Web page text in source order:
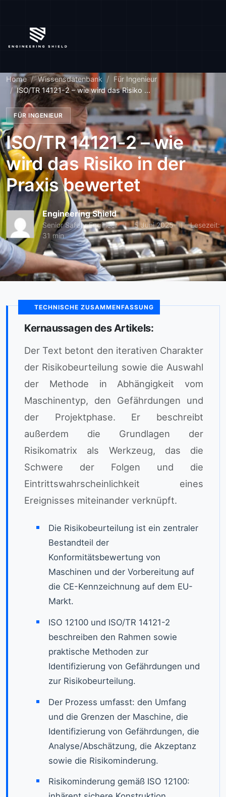
Home Wissensdatenbank
Für Ingenieur
ISO/TR 14121-2 – wie wird das Risiko ...
FÜR INGENIEUR
ISO/TR 14121-2 – wie
wird das Risiko in der
Praxis bewertet
Engineering Shield
Senior Safety Engineer 5 Juni 2025
Lesezeit:
31 min
TECHNISCHE ZUSAMMENFASSUNG
Kernaussagen des Artikels:
Der Text betont den iterativen Charakter
der Risikobeurteilung sowie die Auswahl
der Methode in Abhängigkeit vom
Maschinentyp, den Gefährdungen und
der Projektphase. Er beschreibt
außerdem die Grundlagen der
Risikomatrix als Werkzeug, das die
Schwere der Folgen und die
Eintrittswahrscheinlichkeit eines
Ereignisses miteinander verknüpft.
Die Risikobeurteilung ist ein zentraler
Bestandteil der
Konformitätsbewertung von
Maschinen und der Vorbereitung auf
die CE-Kennzeichnung auf dem EU-
Markt.
ISO 12100 und ISO/TR 14121-2
beschreiben den Rahmen sowie
praktische Methoden zur
Identifizierung von Gefährdungen und
zur Risikobeurteilung.
Der Prozess umfasst: den Umfang
und die Grenzen der Maschine, die
Identifizierung von Gefährdungen, die
Analyse/Abschätzung, die Akzeptanz
sowie die Risikominderung.
Risikominderung gemäß ISO 12100: